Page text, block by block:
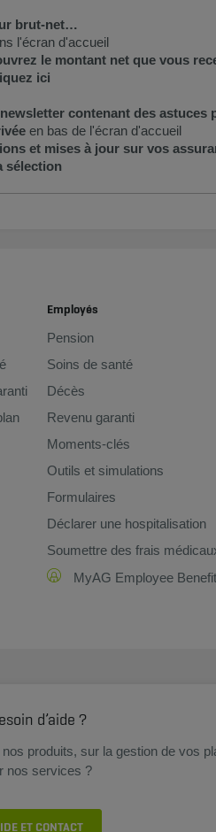
brut-net…
l'écran d'accueil
le montant net que vous
ici
contenant des
en bas de l'écran d'accueil
et mises à jour sur vos
sélection​
Employés
Pension
Soins de santé
Décès
Revenu garanti
Moments-clés
Outils et simulations
Formulaires
Déclarer une hospitalisation
Soumettre des frais
MyAG Employee
d’aide ?
produits, sur la gestion de vos
nos services ?
ET CONTACT